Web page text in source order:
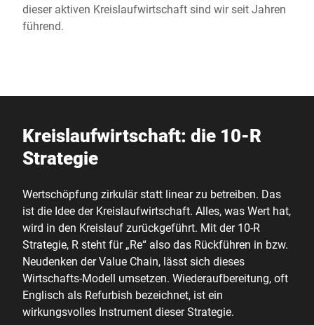
dieser aktiven Kreislaufwirtschaft sind wir seit Jahren
führend.
Kreislaufwirtschaft: die 10-R
Strategie
Wertschöpfung zirkulär statt linear zu betreiben. Das
ist die Idee der Kreislaufwirtschaft. Alles, was Wert hat,
wird in den Kreislauf zurückgeführt. Mit der 10-R
Strategie, R steht für „Re“ also das Rückführen in bzw.
Neudenken der Value Chain, lässt sich dieses
Wirtschafts-Modell umsetzen. Wiederaufbereitung, oft
Englisch als Refurbish bezeichnet, ist ein
wirkungsvolles Instrument dieser Strategie.